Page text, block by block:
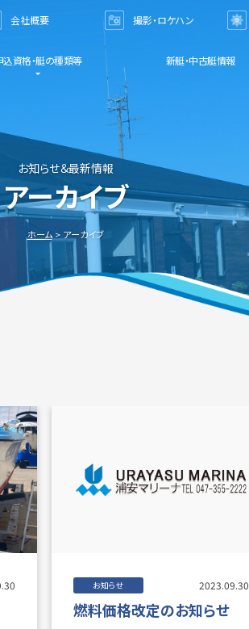
会社概要 撮影・ロケハン
込資格・艇の種類等 新艇・中古艇情報
お知らせ＆最新情報
アーカイブ
ホーム アーカイブ
お知らせ 2023.09.30
燃料価格改定のお知らせ